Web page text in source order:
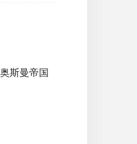
斯曼帝国